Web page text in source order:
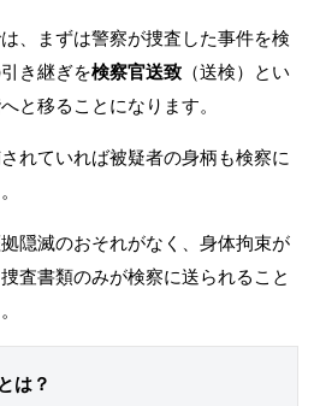
、まずは警察が捜査した事件を検
き継ぎを検察官送致（送検）とい
と移ることになります。
れていれば被疑者の身柄も検察に
隠滅のおそれがなく、身体拘束が
査書類のみが検察に送られること
は？